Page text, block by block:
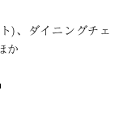
)、ダイニングチェ
か